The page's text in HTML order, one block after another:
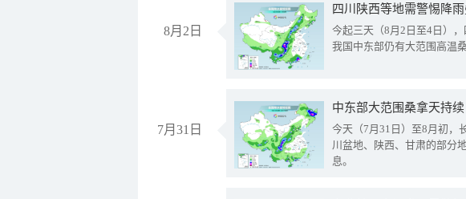
8月2日
今起三天（8月2日至4日）
我国中东部仍有大范围高温
7月31日
中东部大范围桑拿天持
今天（7月31日）至8月初，
川盆地、陕西、甘肃的部分
息。